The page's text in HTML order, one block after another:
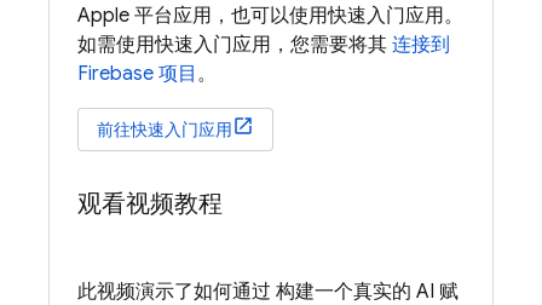
Apple 平台应用，也可以使用快速入门应用。
如需使用快速入门应用，您需要将其 连接到
Firebase 项目 。
前往快速入门应用
观看视频教程
此视频演示了如何通过 构建一个真实的 AI 赋